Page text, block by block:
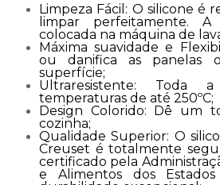
Limpeza Fácil: O silicone é
limpar perfeitamente.
colocada na máquina de
Máxima suavidade e
ou danifica as panelas
superfície;
Ultraresistente: Toda
temperaturas de até 250ºC;
Design Colorido: Dê um
cozinha;
Qualidade Superior: O
Creuset é totalmente
certificado pela
e Alimentos dos